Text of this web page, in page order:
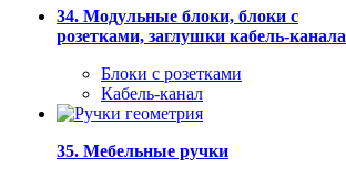
34. Модульные блоки, блоки с
розетками, заглушки кабель-канала
Блоки с розетками
Кабель-канал
35. Мебельные ручки